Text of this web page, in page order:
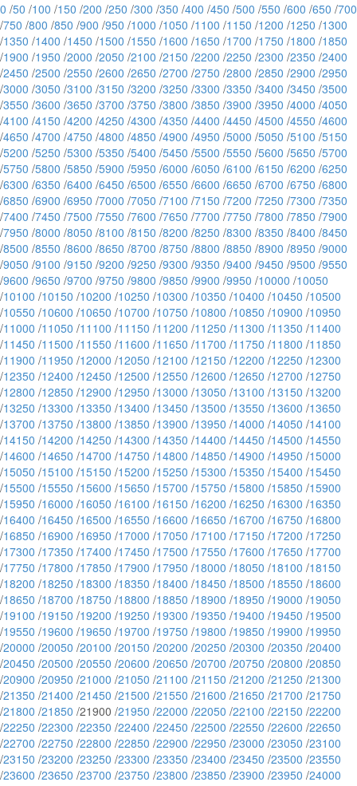
0 /50 /100 /150 /200 /250 /300 /350 /400 /450 /500 /550 /600 /650 /700
/750 /800 /850 /900 /950 /1000 /1050 /1100 /1150 /1200 /1250 /1300
/1350 /1400 /1450 /1500 /1550 /1600 /1650 /1700 /1750 /1800 /1850
/1900 /1950 /2000 /2050 /2100 /2150 /2200 /2250 /2300 /2350 /2400
/2450 /2500 /2550 /2600 /2650 /2700 /2750 /2800 /2850 /2900 /2950
/3000 /3050 /3100 /3150 /3200 /3250 /3300 /3350 /3400 /3450 /3500
/3550 /3600 /3650 /3700 /3750 /3800 /3850 /3900 /3950 /4000 /4050
/4100 /4150 /4200 /4250 /4300 /4350 /4400 /4450 /4500 /4550 /4600
/4650 /4700 /4750 /4800 /4850 /4900 /4950 /5000 /5050 /5100 /5150
/5200 /5250 /5300 /5350 /5400 /5450 /5500 /5550 /5600 /5650 /5700
/5750 /5800 /5850 /5900 /5950 /6000 /6050 /6100 /6150 /6200 /6250
/6300 /6350 /6400 /6450 /6500 /6550 /6600 /6650 /6700 /6750 /6800
/6850 /6900 /6950 /7000 /7050 /7100 /7150 /7200 /7250 /7300 /7350
/7400 /7450 /7500 /7550 /7600 /7650 /7700 /7750 /7800 /7850 /7900
/7950 /8000 /8050 /8100 /8150 /8200 /8250 /8300 /8350 /8400 /8450
/8500 /8550 /8600 /8650 /8700 /8750 /8800 /8850 /8900 /8950 /9000
/9050 /9100 /9150 /9200 /9250 /9300 /9350 /9400 /9450 /9500 /9550
/9600 /9650 /9700 /9750 /9800 /9850 /9900 /9950 /10000 /10050
/10100 /10150 /10200 /10250 /10300 /10350 /10400 /10450 /10500
/10550 /10600 /10650 /10700 /10750 /10800 /10850 /10900 /10950
/11000 /11050 /11100 /11150 /11200 /11250 /11300 /11350 /11400
/11450 /11500 /11550 /11600 /11650 /11700 /11750 /11800 /11850
/11900 /11950 /12000 /12050 /12100 /12150 /12200 /12250 /12300
/12350 /12400 /12450 /12500 /12550 /12600 /12650 /12700 /12750
/12800 /12850 /12900 /12950 /13000 /13050 /13100 /13150 /13200
/13250 /13300 /13350 /13400 /13450 /13500 /13550 /13600 /13650
/13700 /13750 /13800 /13850 /13900 /13950 /14000 /14050 /14100
/14150 /14200 /14250 /14300 /14350 /14400 /14450 /14500 /14550
/14600 /14650 /14700 /14750 /14800 /14850 /14900 /14950 /15000
/15050 /15100 /15150 /15200 /15250 /15300 /15350 /15400 /15450
/15500 /15550 /15600 /15650 /15700 /15750 /15800 /15850 /15900
/15950 /16000 /16050 /16100 /16150 /16200 /16250 /16300 /16350
/16400 /16450 /16500 /16550 /16600 /16650 /16700 /16750 /16800
/16850 /16900 /16950 /17000 /17050 /17100 /17150 /17200 /17250
/17300 /17350 /17400 /17450 /17500 /17550 /17600 /17650 /17700
/17750 /17800 /17850 /17900 /17950 /18000 /18050 /18100 /18150
/18200 /18250 /18300 /18350 /18400 /18450 /18500 /18550 /18600
/18650 /18700 /18750 /18800 /18850 /18900 /18950 /19000 /19050
/19100 /19150 /19200 /19250 /19300 /19350 /19400 /19450 /19500
/19550 /19600 /19650 /19700 /19750 /19800 /19850 /19900 /19950
/20000 /20050 /20100 /20150 /20200 /20250 /20300 /20350 /20400
/20450 /20500 /20550 /20600 /20650 /20700 /20750 /20800 /20850
/20900 /20950 /21000 /21050 /21100 /21150 /21200 /21250 /21300
/21350 /21400 /21450 /21500 /21550 /21600 /21650 /21700 /21750
/21800 /21850 /21900 /21950 /22000 /22050 /22100 /22150 /22200
/22250 /22300 /22350 /22400 /22450 /22500 /22550 /22600 /22650
/22700 /22750 /22800 /22850 /22900 /22950 /23000 /23050 /23100
/23150 /23200 /23250 /23300 /23350 /23400 /23450 /23500 /23550
/23600 /23650 /23700 /23750 /23800 /23850 /23900 /23950 /24000